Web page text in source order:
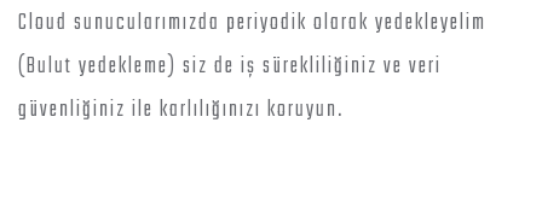
Cloud sunucularımızda periyodik olarak yedekleyelim
(Bulut yedekleme) siz de iş sürekliliğiniz ve veri
güvenliğiniz ile karlılığınızı koruyun.